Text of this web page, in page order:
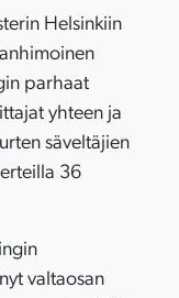
Helsinkiin
parhaat
yhteen ja
säveltäjien
36
valtaosan